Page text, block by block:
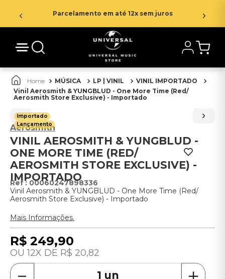
Parcelamento em até 12x sem juros
MÚSICA LP | VINIL
VINIL IMPORTADO
Vinil Aerosmith & YUNGBLUD - One More Time (Red/
Aerosmith Store Exclusive) - Importado
Importado
Lançamento
Aerosmith
VINIL AEROSMITH & YUNGBLUD -
ONE MORE TIME (RED/
AEROSMITH STORE EXCLUSIVE) -
IMPORTADO
: 00060247898336
Vinil Aerosmith & YUNGBLUD - One More Time (Red/
Aerosmith Store Exclusive) - Importado
Mais Informações.
R$ 249,90
12 R$ 20,82